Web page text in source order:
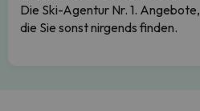
Die Ski-Agentur Nr. 1. Angebote,
die Sie sonst nirgends finden.